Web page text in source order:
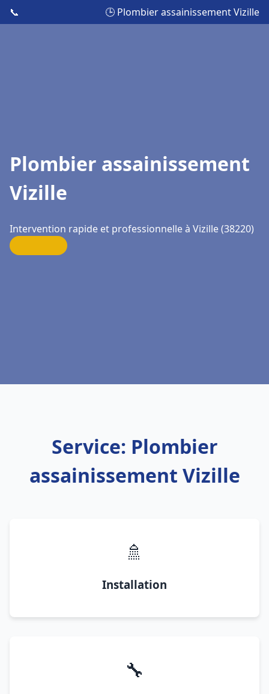
📞 🕒 Plombier assainissement Vizille
Plombier assainissement
Vizille
Intervention rapide et professionnelle à Vizille (38220)
Service: Plombier
assainissement Vizille
🚿
Installation
🔧